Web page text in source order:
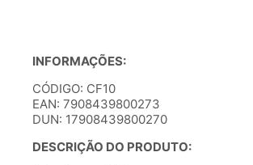
INFORMAÇÕES:
CÓDIGO: CF10
EAN: 7908439800273
DUN: 17908439800270
DESCRIÇÃO DO PRODUTO: